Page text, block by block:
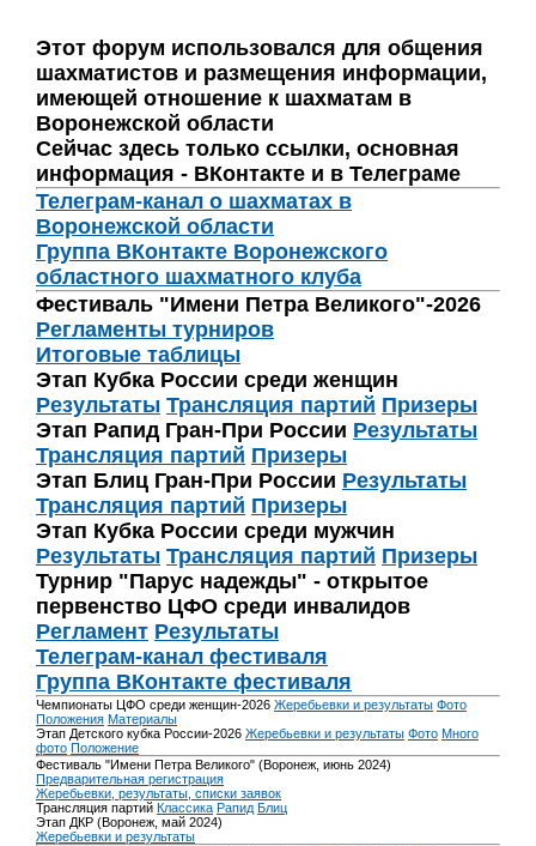
Этот форум использовался для общения
шахматистов и размещения информации,
имеющей отношение к шахматам в
Воронежской области
Сейчас здесь только ссылки, основная
информация - ВКонтакте и в Телеграме
Телеграм-канал о шахматах в
Воронежской области
Группа ВКонтакте Воронежского
областного шахматного клуба
Фестиваль "Имени Петра Великого"-2026
Регламенты турниров
Итоговые таблицы
Этап Кубка России среди женщин
Результаты Трансляция партий Призеры
Этап Рапид Гран-При России Результаты
Трансляция партий Призеры
Этап Блиц Гран-При России Результаты
Трансляция партий Призеры
Этап Кубка России среди мужчин
Результаты Трансляция партий Призеры
Турнир "Парус надежды" - открытое
первенство ЦФО среди инвалидов
Регламент Результаты
Телеграм-канал фестиваля
Группа ВКонтакте фестиваля
Чемпионаты ЦФО среди женщин-2026 Жеребьевки и результаты Фото
Положения Материалы
Этап Детского кубка России-2026 Жеребьевки и результаты Фото Много
фото Положение
Фестиваль "Имени Петра Великого" (Воронеж, июнь 2024)
Предварительная регистрация
Жеребьевки, результаты, списки заявок
Трансляция партий Классика Рапид Блиц
Этап ДКР (Воронеж, май 2024)
Жеребьевки и результаты